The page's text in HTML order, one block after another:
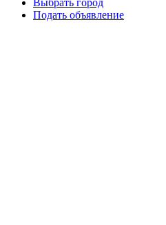
Выбрать город
Подать объявление